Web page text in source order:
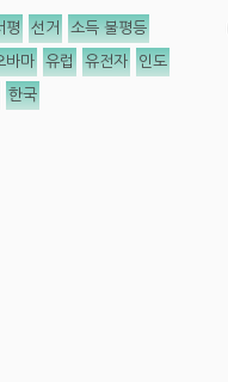
평 선거 소득 불평등
바마 유럽 유전자 인도
한국